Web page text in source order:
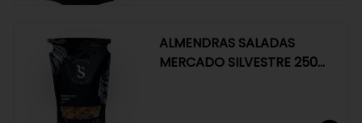
ALMENDRAS SALADAS
MERCADO SILVESTRE 250